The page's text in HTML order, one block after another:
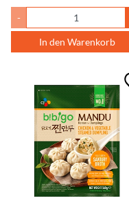
-
In den Warenkorb